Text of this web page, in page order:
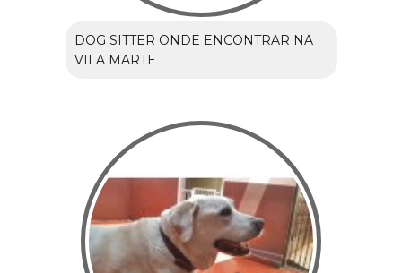
DOG SITTER ONDE ENCONTRAR NA
VILA MARTE